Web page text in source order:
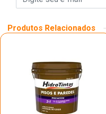
Produtos Relacionados